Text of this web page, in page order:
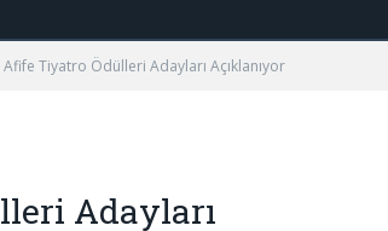
Afife Tiyatro Ödülleri Adayları Açıklanıyor
Adayları